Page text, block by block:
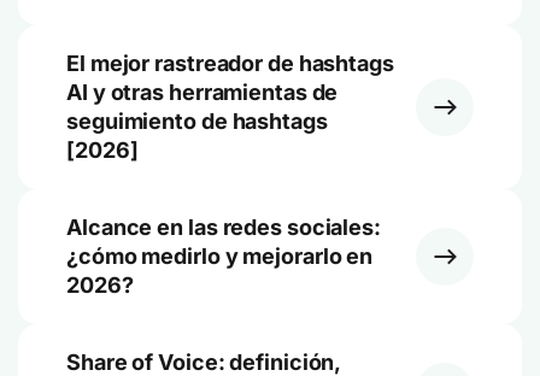
El mejor rastreador de hashtags
AI y otras herramientas de
seguimiento de hashtags
[2026]
Alcance en las redes sociales:
¿cómo medirlo y mejorarlo en
2026?
Share of Voice: definición,